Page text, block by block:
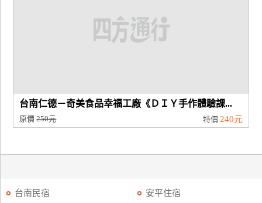
台南仁德－奇美食品幸福工廠《ＤＩＹ手作體驗課...
原價250元 特價 240元
台南民宿 安平住宿